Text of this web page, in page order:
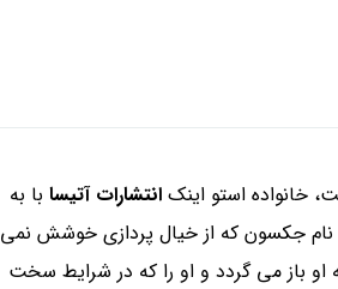
خانواده استو اینک انتشارات آتیسا با به
نام جکسون که از خیال پردازی خوشش نمی
باز می گردد و او را که در شرایط سخت